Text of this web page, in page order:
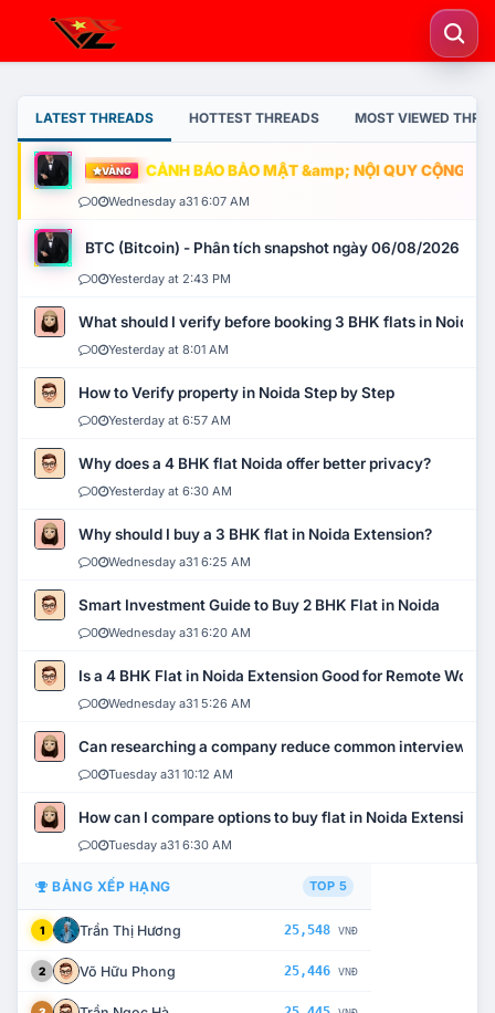
LATEST THREADS HOTTEST THREADS MOST VIEWED
VÀNG CẢNH BÁO BẢO MẬT &amp; NỘI QUY CỘNG
0 Wednesday a31 6:07 AM
BTC (Bitcoin) - Phân tích snapshot ngày 06/08/2026
0 Yesterday at 2:43 PM
What should I verify before booking 3 BHK flats in Noida?
0 Yesterday at 8:01 AM
How to Verify property in Noida Step by Step
0 Yesterday at 6:57 AM
Why does a 4 BHK flat Noida offer better privacy?
0 Yesterday at 6:30 AM
Why should I buy a 3 BHK flat in Noida Extension?
0 Wednesday a31 6:25 AM
Smart Investment Guide to Buy 2 BHK Flat in Noida
0 Wednesday a31 6:20 AM
Is a 4 BHK Flat in Noida Extension Good for Remote Work?
0 Wednesday a31 5:26 AM
Can researching a company reduce common interview
0 Tuesday a31 10:12 AM
How can I compare options to buy flat in Noida Extension?
0 Tuesday a31 6:30 AM
BẢNG XẾP HẠNG TOP 5
1 Trần Thị Hương 25,548 VNĐ
2 Võ Hữu Phong 25,446 VNĐ